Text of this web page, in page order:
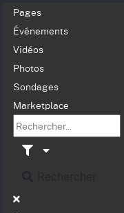
Pages
Événements
Vidéos
Photos
Sondages
Marketplace